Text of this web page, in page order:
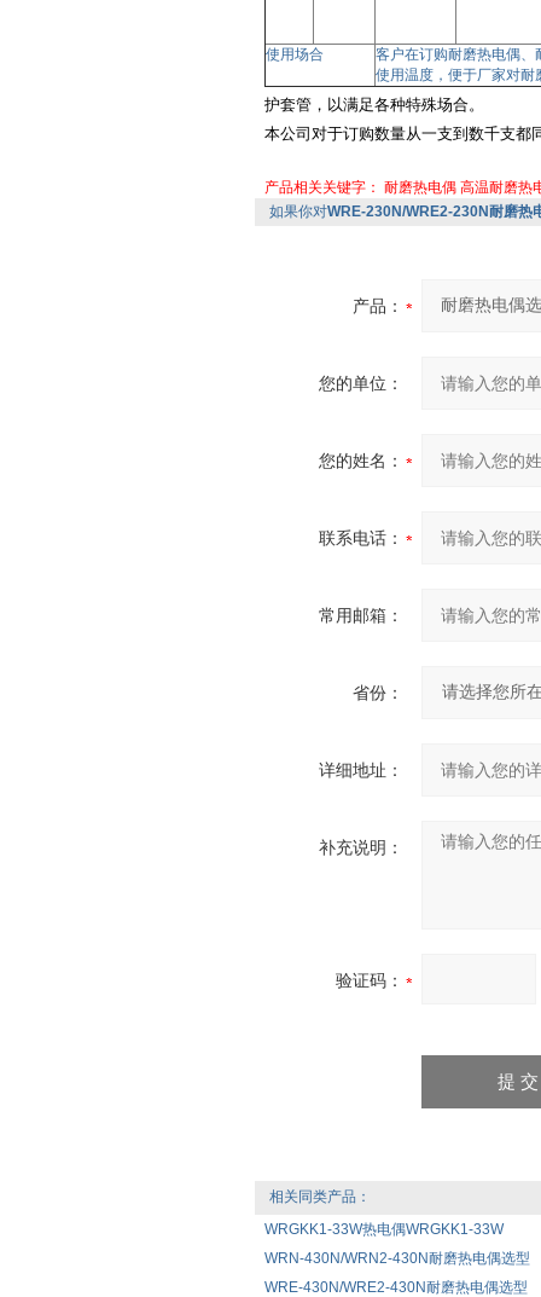
使用场合
客户在订购耐磨热电偶、
使用温度，便于厂家对耐
护套管，以满足各种特殊场合。
本公司对于订购数量从一支到数千支都
产品相关关键字： 耐磨热电偶 高温耐磨热
如果你对WRE-230N/WRE2-230N耐磨热
产品：
您的单位：
您的姓名：
联系电话：
常用邮箱：
省份：
详细地址：
补充说明：
验证码：
相关同类产品：
WRGKK1-33W热电偶WRGKK1-33W
WRN-430N/WRN2-430N耐磨热电偶选型
WRE-430N/WRE2-430N耐磨热电偶选型